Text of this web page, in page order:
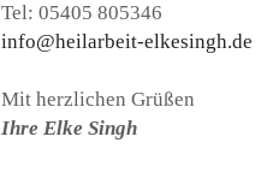
Tel: 05405 805346
info@heilarbeit-elkesingh.de
Mit herzlichen Grüßen
Ihre Elke Singh